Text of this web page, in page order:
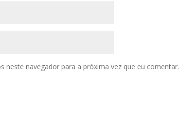
neste navegador para a próxima vez que eu comentar.